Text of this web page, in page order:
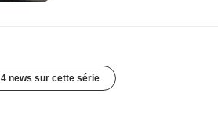
4 news sur cette série